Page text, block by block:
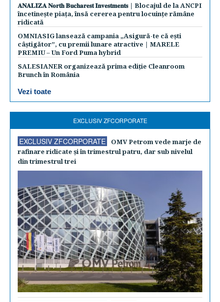
𝐀𝐍𝐀𝐋𝐈𝐙𝐀 𝐍𝐨𝐫𝐭𝐡 𝐁𝐮𝐜𝐡𝐚𝐫𝐞𝐬𝐭 𝐈𝐧𝐯𝐞𝐬𝐭𝐦𝐞𝐧𝐭𝐬 | Blocajul de la ANCPI
încetinește piața, însă cererea pentru locuințe rămâne
ridicată
OMNIASIG lansează campania „Asigură-te că ești
câștigător”, cu premii lunare atractive | MARELE
PREMIU – Un Ford Puma hybrid
SALESIANER organizează prima ediție Cleanroom
Brunch în România
Vezi toate
EXCLUSIV ZFCORPORATE
EXCLUSIV ZFCORPORATE
OMV Petrom vede marje de
rafinare ridicate şi în trimestrul patru, dar sub nivelul
din trimestrul trei